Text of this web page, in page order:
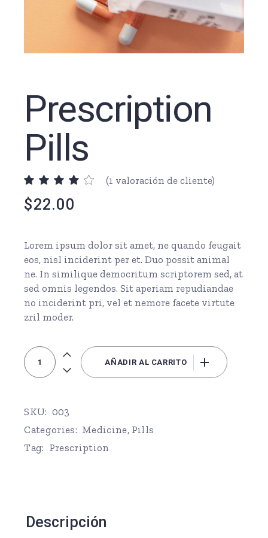
Prescription
Pills
(1 valoración de cliente)
$22.00
Lorem ipsum dolor sit amet, ne quando feugait
eos, nisl inciderint per et. Duo possit animal
ne. In similique democritum scriptorem sed, at
sed omnis legendos. Sit aperiam repudiandae
no inciderint pri, vel et nemore facete virtute
zril moder.
Prescription Pills quantity
AÑADIR AL CARRITO
SKU: 003
Categories: Medicine, Pills
Tag: Prescription
Descripción